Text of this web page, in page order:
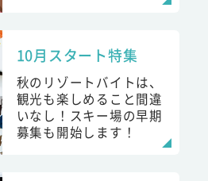
10月スタート特集
秋のリゾートバイトは、
観光も楽しめること間違
いなし！スキー場の早期
募集も開始します！